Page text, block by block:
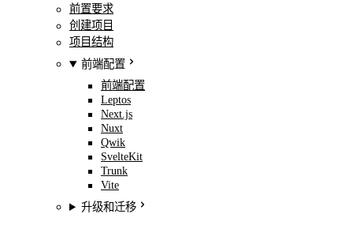
前置要求
创建项目
项目结构
前端配置
前端配置
Leptos
Next.js
Nuxt
Qwik
SvelteKit
Trunk
Vite
升级和迁移